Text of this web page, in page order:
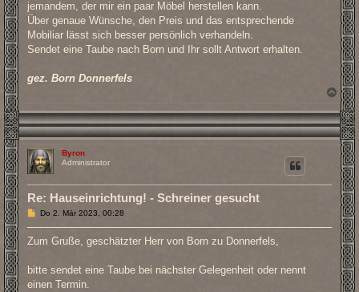
jemandem, der mir ein paar Möbel herstellen kann.
Über genaue Wünsche, den Preis und das entsprechende
Mobiliar lässt sich besser persönlich verhandeln.
Sendet eine Taube nach Born und Ihr sollt Antwort erhalten.
gez. Born Donnerfels
N
a
c
h
o
b
e
n
Byron
Administrator
Re: Hauseinrichtung! - Schreiner gesucht
B
t
g
Do 2. Mär 2023, 00:28
Zum Gruße, geschätzter Herr von Born zu Donnerfels,
bitte sendet eine Taube bei nächster Gelegenheit oder nennt
einen Termin.